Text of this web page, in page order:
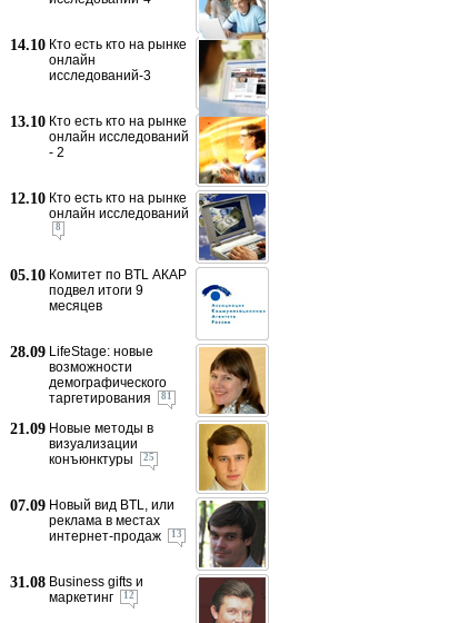
14.10 Кто есть кто на рынке
онлайн
исследований-3
13.10 Кто есть кто на рынке
онлайн исследований
- 2
12.10 Кто есть кто на рынке
онлайн исследований
8
05.10 Комитет по BTL АКАР
подвел итоги 9
месяцев
28.09 LifeStage: новые
возможности
демографического
таргетирования
81
21.09 Новые методы в
визуализации
конъюнктуры
25
07.09 Новый вид BTL, или
реклама в местах
интернет-продаж
13
31.08 Business gifts и
маркетинг
12